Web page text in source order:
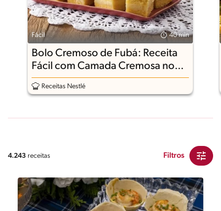
Fácil 40 min
Bolo Cremoso de Fubá: Receita
Fácil com Camada Cremosa no
Meio
Receitas Nestlé
4.243 receitas Filtros